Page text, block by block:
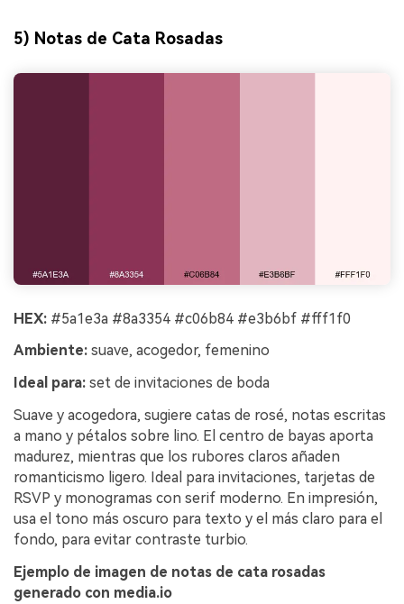
5) Notas de Cata Rosadas
HEX: #5a1e3a #8a3354 #c06b84 #e3b6bf #fff1f0
Ambiente: suave, acogedor, femenino
Ideal para: set de invitaciones de boda
Suave y acogedora, sugiere catas de rosé, notas escritas
a mano y pétalos sobre lino. El centro de bayas aporta
madurez, mientras que los rubores claros añaden
romanticismo ligero. Ideal para invitaciones, tarjetas de
RSVP y monogramas con serif moderno. En impresión,
usa el tono más oscuro para texto y el más claro para el
fondo, para evitar contraste turbio.
Ejemplo de imagen de notas de cata rosadas
generado con media.io